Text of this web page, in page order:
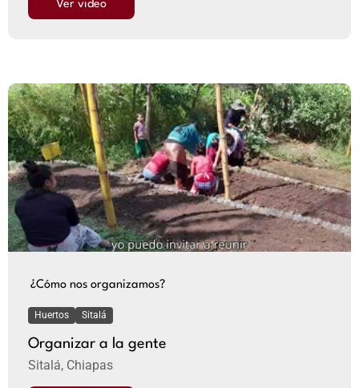
Ver video
¿Cómo nos organizamos?
Huertos Sitalá
Organizar a la gente
Sitalá, Chiapas